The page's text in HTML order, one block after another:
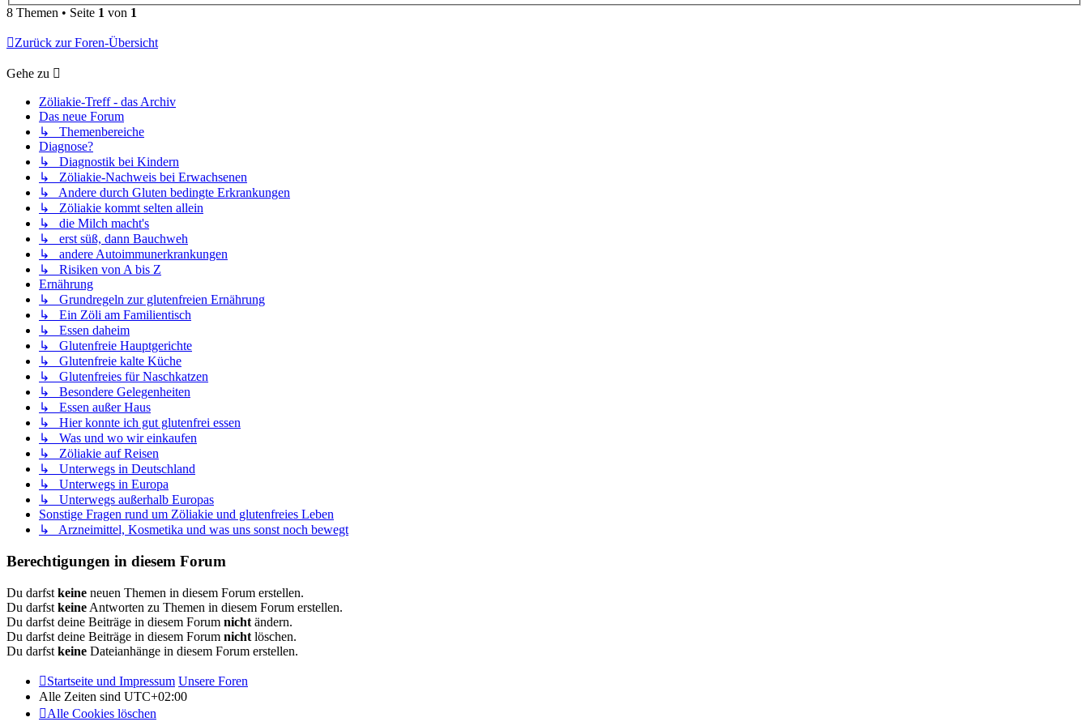
8 Themen • Seite 1 von 1
Zurück zur Foren-Übersicht
Gehe zu
Zöliakie-Treff - das Archiv
Das neue Forum
↳ Themenbereiche
Diagnose?
↳ Diagnostik bei Kindern
↳ Zöliakie-Nachweis bei Erwachsenen
↳ Andere durch Gluten bedingte Erkrankungen
↳ Zöliakie kommt selten allein
↳ die Milch macht's
↳ erst süß, dann Bauchweh
↳ andere Autoimmunerkrankungen
↳ Risiken von A bis Z
Ernährung
↳ Grundregeln zur glutenfreien Ernährung
↳ Ein Zöli am Familientisch
↳ Essen daheim
↳ Glutenfreie Hauptgerichte
↳ Glutenfreie kalte Küche
↳ Glutenfreies für Naschkatzen
↳ Besondere Gelegenheiten
↳ Essen außer Haus
↳ Hier konnte ich gut glutenfrei essen
↳ Was und wo wir einkaufen
↳ Zöliakie auf Reisen
↳ Unterwegs in Deutschland
↳ Unterwegs in Europa
↳ Unterwegs außerhalb Europas
Sonstige Fragen rund um Zöliakie und glutenfreies Leben
↳ Arzneimittel, Kosmetika und was uns sonst noch bewegt
Berechtigungen in diesem Forum
Du darfst keine neuen Themen in diesem Forum erstellen.
Du darfst keine Antworten zu Themen in diesem Forum erstellen.
Du darfst deine Beiträge in diesem Forum nicht ändern.
Du darfst deine Beiträge in diesem Forum nicht löschen.
Du darfst keine Dateianhänge in diesem Forum erstellen.
Startseite und Impressum Unsere Foren
Alle Zeiten sind UTC+02:00
Alle Cookies löschen